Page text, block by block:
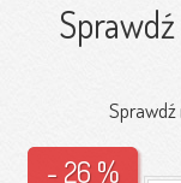
Sprawdź
- 26 %